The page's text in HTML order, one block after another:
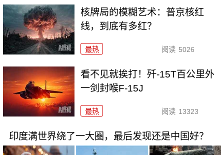
核牌局的模糊艺术：普京核红
线，到底有多红？
最热 阅读 5026
看不见就挨打！歼-15T百公里外
一剑封喉F-15J
最热 阅读 13323
印度满世界绕了一大圈，最后发现还是中国好？